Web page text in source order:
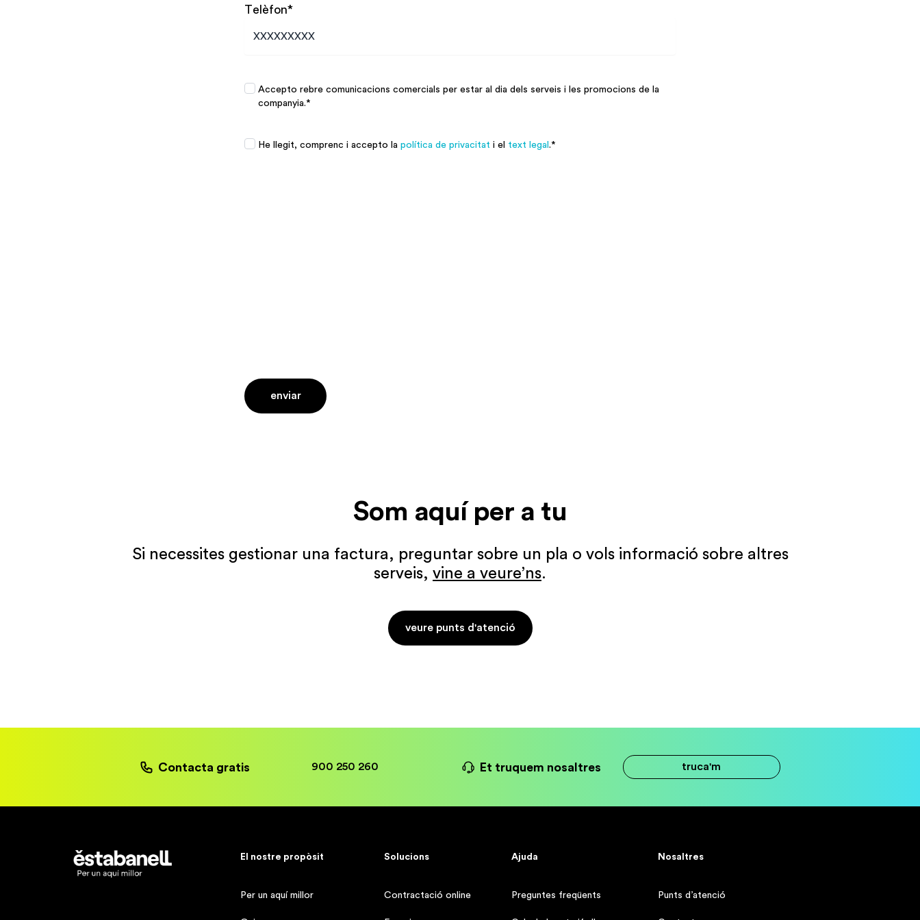
Telèfon*
Promociones*
Accepto rebre comunicacions comercials per estar al dia dels serveis i les promocions de la
companyia.*
Promociones*
He llegit, comprenc i accepto la política de privacitat i el text legal .*
Som aquí per a tu
Si necessites gestionar una factura, preguntar sobre un pla o vols informació sobre altres
serveis, vine a veure’ns.
veure punts d'atenció
Contacta gratis 900 250 260 Et truquem nosaltres truca'm
Estabanell El nostre propòsit
Per un aquí millor
Solucions
Contractació online
Ajuda
Preguntes freqüents
Nosaltres
Punts d’atenció